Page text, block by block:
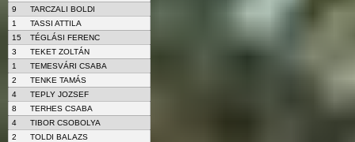
9
TARCZALI BOLDI
1
TASSI ATTILA
15
TÉGLÁSI FERENC
3
TEKET ZOLTÁN
1
TEMESVÁRI CSABA
2
TENKE TAMÁS
4
TEPLY JOZSEF
8
TERHES CSABA
4
TIBOR CSOBOLYA
2
TOLDI BALAZS